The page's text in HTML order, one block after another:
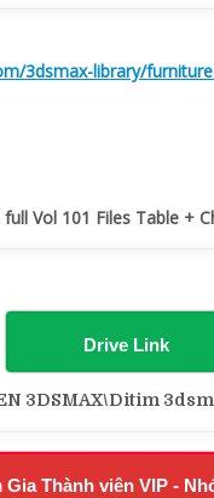
3dsmax-library/
Vol 101 Files Table +
Drive Link
3DSMAX\Ditim
Gia Thành viên VIP -